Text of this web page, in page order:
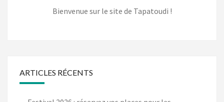
Bienvenue sur le site de Tapatoudi !
ARTICLES RÉCENTS